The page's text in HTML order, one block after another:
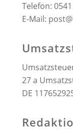
Telefon:
E-Mail:
27 a
DE